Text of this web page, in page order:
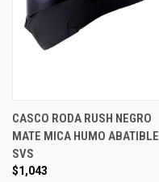
CASCO RODA RUSH NEGRO
MATE MICA HUMO ABATIBLE
SVS
$1,043